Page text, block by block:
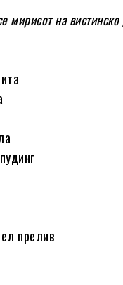
мирисот на
прелив